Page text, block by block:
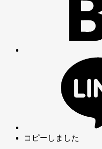
コピーしました